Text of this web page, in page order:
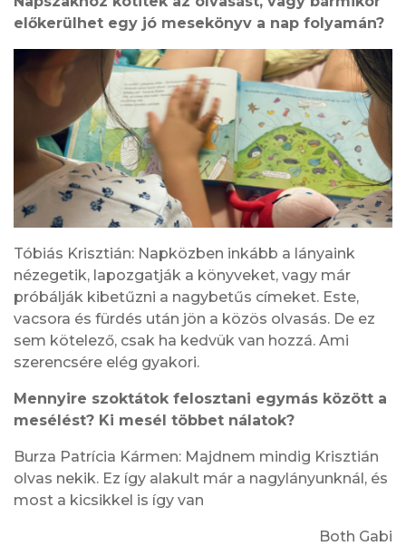
előkerülhet egy jó mesekönyv a nap folyamán?
Tóbiás Krisztián: Napközben inkább a lányaink
nézegetik, lapozgatják a könyveket, vagy már
próbálják kibetűzni a nagybetűs címeket. Este,
vacsora és fürdés után jön a közös olvasás. De ez
sem kötelező, csak ha kedvük van hozzá. Ami
szerencsére elég gyakori.
Mennyire szoktátok felosztani egymás között a
mesélést? Ki mesél többet nálatok?
Burza Patrícia Kármen: Majdnem mindig Krisztián
olvas nekik. Ez így alakult már a nagylányunknál, és
most a kicsikkel is így van
Both Gabi